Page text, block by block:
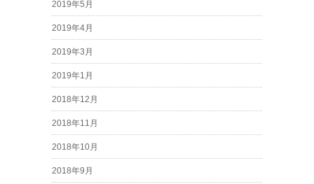
2019年5月
2019年4月
2019年3月
2019年1月
2018年12月
2018年11月
2018年10月
2018年9月